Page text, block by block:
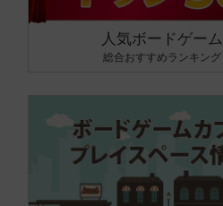
人気ボードゲーム
総合おすすめランキング